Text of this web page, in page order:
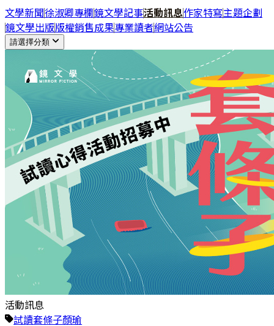
文學新聞徐淑卿專欄鏡文學記事活動訊息作家特寫主題企劃
鏡文學出版版權銷售成果專業讀者網站公告
請選擇分類
活動訊息
試讀套條子顏瑜